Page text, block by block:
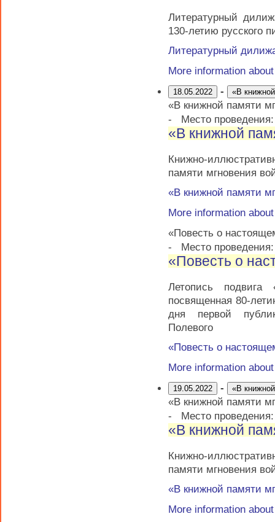
Литературный
130-летию русского
Литературный
More information
18.05.2022 - «В
«В книжной памяти
-
Место
«В книжной
Книжно-
памяти мгновения
«В книжной памяти
More information
«Повесть о
-
Место
«Повесть о
Летопись подвига
посвященная 80-
дня первой
Полевого
«Повесть о
More information
19.05.2022 - «В
«В книжной памяти
-
Место
«В книжной
Книжно-
памяти мгновения
«В книжной памяти
More information